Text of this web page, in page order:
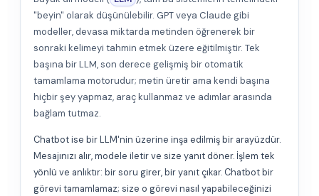
"beyin" olarak düşünülebilir. GPT veya Claude gibi
modeller, devasa miktarda metinden öğrenerek bir
sonraki kelimeyi tahmin etmek üzere eğitilmiştir. Tek
başına bir LLM, son derece gelişmiş bir otomatik
tamamlama motorudur; metin üretir ama kendi başına
hiçbir şey yapmaz, araç kullanmaz ve adımlar arasında
bağlam tutmaz.
Chatbot ise bir LLM'nin üzerine inşa edilmiş bir arayüzdür.
Mesajınızı alır, modele iletir ve size yanıt döner. İşlem tek
yönlü ve anlıktır: bir soru girer, bir yanıt çıkar. Chatbot bir
görevi tamamlamaz; size o görevi nasıl yapabileceğinizi